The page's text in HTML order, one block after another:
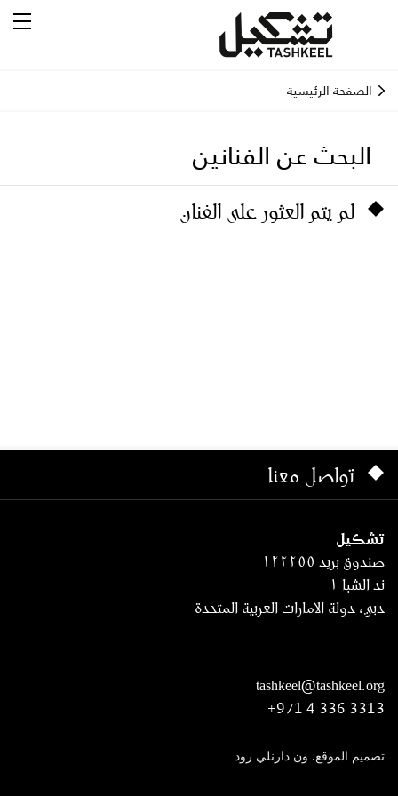
الصفحة الرئيسية
البحث عن الفنانين
لم يتم العثور على الفنان
تواصل معنا
تشكيل
صندوق بريد ١٢٢٢٥٥
ند الشبا ١
دبي، دولة الامارات العربية المتحدة
tashkeel@tashkeel.org
+971 4 336 3313
تصميم الموقع: ون دارنلي رود